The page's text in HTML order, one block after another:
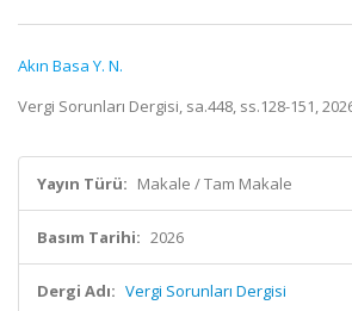
Akın Basa Y. N.
Vergi Sorunları Dergisi, sa.448, ss.128-151,
Yayın Türü: Makale / Tam Makale
Basım Tarihi: 2026
Dergi Adı: Vergi Sorunları Dergisi